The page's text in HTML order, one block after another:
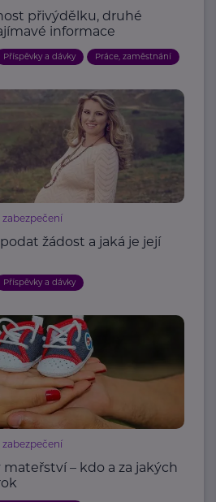
přivýdělku, druhé
informace
Příspěvky a dávky Práce, zaměstnání
podat žádost a jaká je její
Příspěvky a dávky
– kdo a za jakých